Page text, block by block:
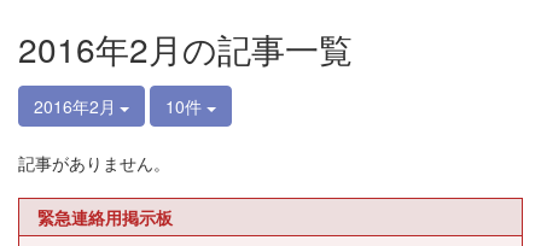
2016年2月の記事一覧
2016年2月 10件
記事がありません。
緊急連絡用掲示板